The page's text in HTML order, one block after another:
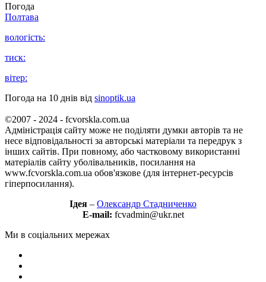
Погода
Полтава
вологість:
тиск:
вітер:
Погода на 10 днів від sinoptik.ua
©2007 - 2024 - fcvorskla.com.ua
Адміністрація сайту може не поділяти думки авторів та не
несе відповідальності за авторські матеріали та передрук з
інших сайтів. При повному, або частковому використанні
матеріалів сайту уболівальників, посилання на
www.fcvorskla.com.ua обов'язкове (для інтернет-ресурсів
гіперпосилання).
Ідея – Олександр Стадниченко
E-mail: fcvadmin@ukr.net
Ми в соціальних мережах